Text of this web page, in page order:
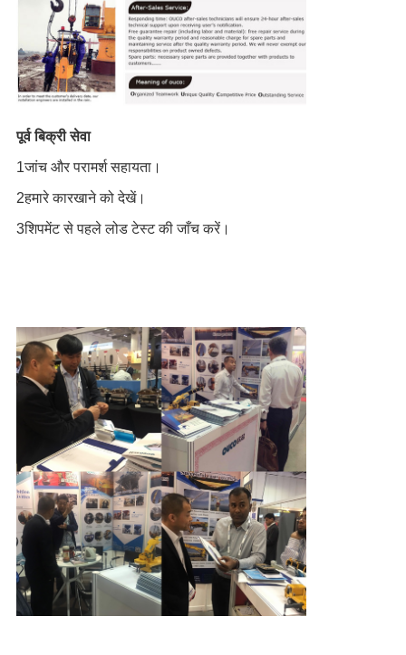
पूर्व बिक्री सेवा
1जांच और परामर्श सहायता।
2हमारे कारखाने को देखें।
3शिपमेंट से पहले लोड टेस्ट की जाँच करें।